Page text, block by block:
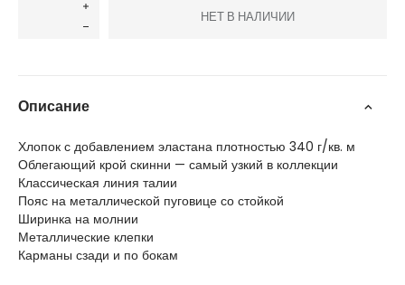
НЕТ В НАЛИЧИИ
Описание
Хлопок с добавлением эластана плотностью 340 г/кв. м
Облегающий крой скинни — самый узкий в коллекции
Классическая линия талии
Пояс на металлической пуговице со стойкой
Ширинка на молнии
Металлические клепки
Карманы сзади и по бокам